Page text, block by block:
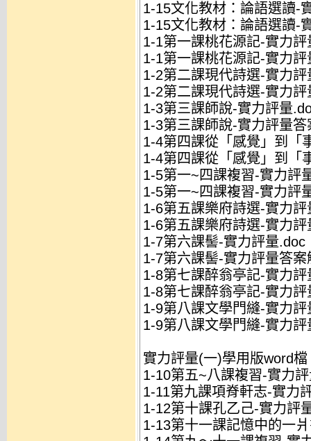
1-15文化教材：論語選讀-
1-15文化教材：論語選讀-
1-1第一課桃花源記-實力評
1-1第一課桃花源記-實力
1-2第二課現代詩選-實力評
1-2第二課現代詩選-實力
1-3第三課師說-實力評量
1-3第三課師說-實力評量
1-4第四課從「感覺」到「
1-4第四課從「感覺」到「
1-5第一~四課複習-實力評
1-5第一~四課複習-實力評
1-6第五課樂府詩選-實力評
1-6第五課樂府詩選-實力
1-7第六課髻-實力評量.doc
1-7第六課髻-實力評量答案
1-8第七課醉翁亭記-實力評
1-8第七課醉翁亭記-實力
1-9第八課文學門縫-實力評
1-9第八課文學門縫-實力
實力評量(一)學用版word檔
1-10第五~八課複習-實力
1-11第九課項脊軒志-實力
1-12第十課孔乙己-實力評
1-13第十一課記憶中的一